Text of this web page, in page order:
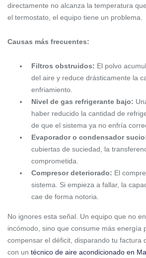
directamente no alcanza la temperatura
el termostato, el equipo tiene un problema.
Causas más frecuentes:
Filtros obstruidos: El polvo
del aire y reduce drásticamente la
enfriamiento.
Nivel de gas refrigerante bajo:
haber reducido la cantidad de
de que el sistema ya no enfría
Evaporador o condensador
cubiertas de suciedad, la
comprometida.
Compresor deteriorado: El
sistema. Si empieza a fallar, la
cae de forma notoria.
No ignores esta señal. Un equipo que no
incómodo, sino que consume más energía
compensar el déficit, disparando tu factura
con un técnico de aire acondicionado en